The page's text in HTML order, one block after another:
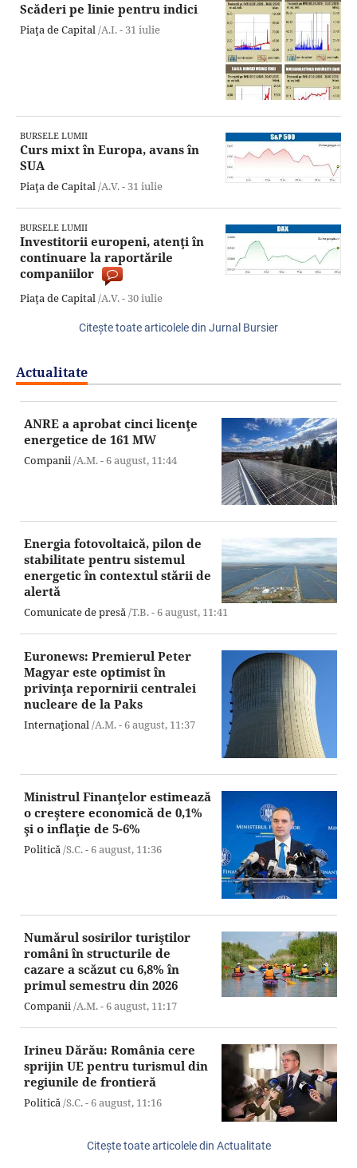
Scăderi pe linie pentru indici
Piaţa de Capital/A.I. - 31 iulie
BURSELE LUMII
Curs mixt în Europa, avans în
SUA
Piaţa de Capital/A.V. - 31 iulie
BURSELE LUMII
Investitorii europeni, atenţi în
continuare la raportările
companiilor
Piaţa de Capital/A.V. - 30 iulie
Citeşte toate articolele din Jurnal Bursier
Actualitate
ANRE a aprobat cinci licenţe
energetice de 161 MW
Companii/A.M. -6 august, 11:44
Energia fotovoltaică, pilon de
stabilitate pentru sistemul
energetic în contextul stării de
alertă
Comunicate de presă/T.B. -6 august, 11:41
Euronews: Premierul Peter
Magyar este optimist în
privinţa repornirii centralei
nucleare de la Paks
Internaţional/A.M. -6 august, 11:37
Ministrul Finanţelor estimează
o creştere economică de 0,1%
şi o inflaţie de 5-6%
Politică/S.C. -6 august, 11:36
Numărul sosirilor turiştilor
români în structurile de
cazare a scăzut cu 6,8% în
primul semestru din 2026
Companii/A.M. -6 august, 11:17
Irineu Dărău: România cere
sprijin UE pentru turismul din
regiunile de frontieră
Politică/S.C. -6 august, 11:16
Citeşte toate articolele din Actualitate